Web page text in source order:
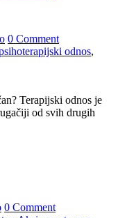
0 Comment
odnos,
Terapijski odnos je
od svih drugih
0 Comment